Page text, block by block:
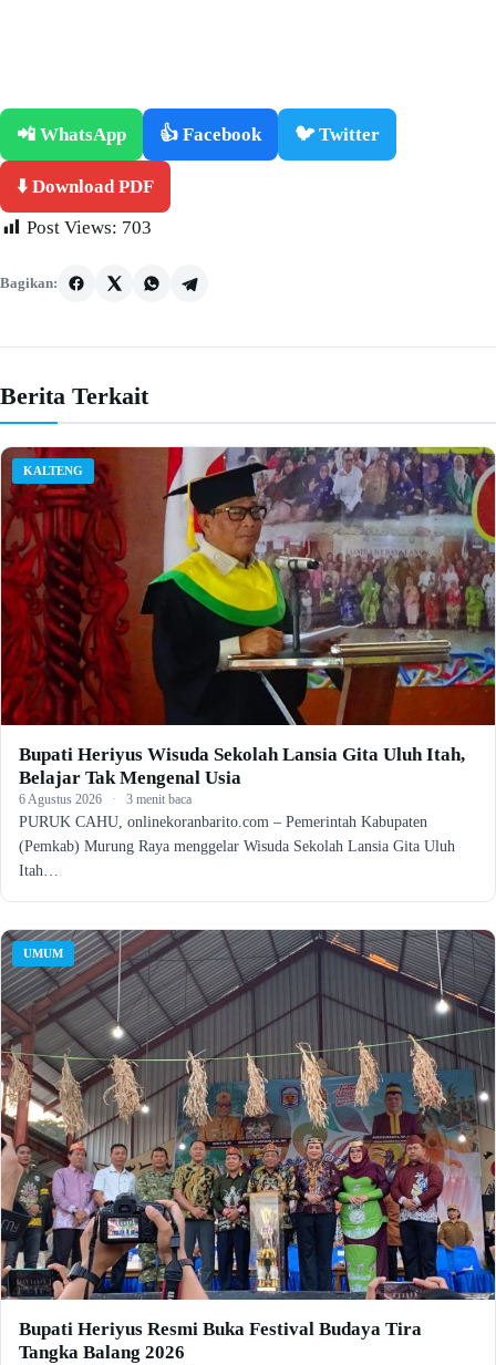
📲 WhatsApp 👍 Facebook 🐦 Twitter
⬇️ Download PDF
Post Views: 703
Bagikan:
Berita Terkait
KALTENG
Bupati Heriyus Wisuda Sekolah Lansia Gita Uluh Itah,
Belajar Tak Mengenal Usia
6 Agustus 2026 · 3 menit baca
PURUK CAHU, onlinekoranbarito.com – Pemerintah Kabupaten
(Pemkab) Murung Raya menggelar Wisuda Sekolah Lansia Gita Uluh
Itah…
UMUM
Bupati Heriyus Resmi Buka Festival Budaya Tira
Tangka Balang 2026